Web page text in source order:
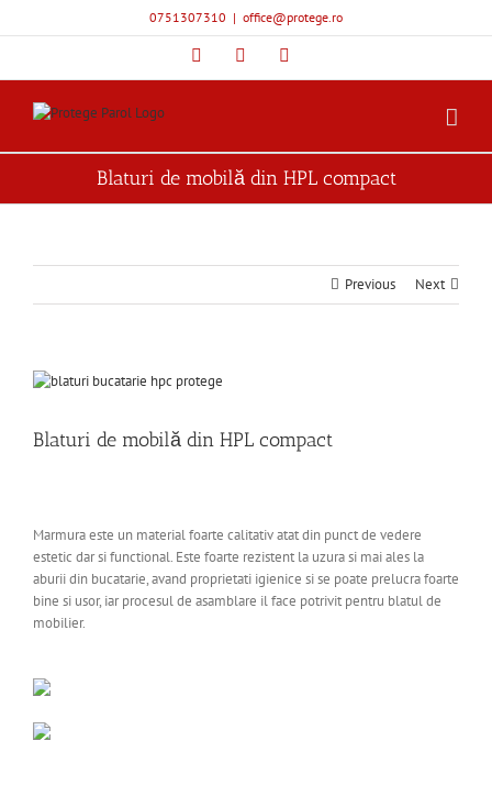
to
0751307310 | office@protege.ro
FacebookYouTube
Blaturi de mobilă din HPL compact
Previous Next
View
Blaturi de mobilă din HPL compact
Marmura este un material foarte calitativ atat din punct de vedere
estetic dar si functional. Este foarte rezistent la uzura si mai ales la
aburii din bucatarie, avand proprietati igienice si se poate prelucra foarte
bine si usor, iar procesul de asamblare il face potrivit pentru blatul de
mobilier.